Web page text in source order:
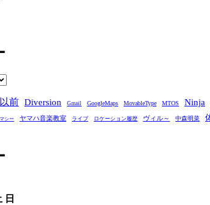
前 Diversion Gmail GoogleMaps MovableType MTOS Ninja
シー ヤマハ音楽教室 ライブ ロケーション履歴 ヴィル～ 中森明菜
日